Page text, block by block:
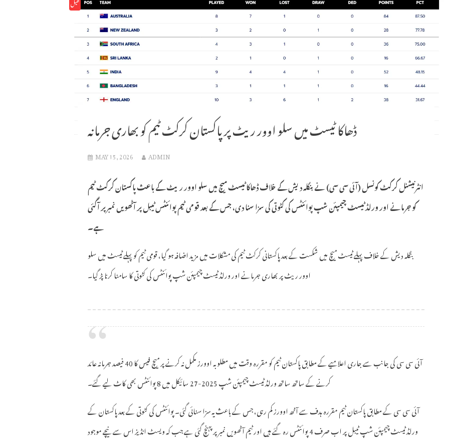
ڈھاکا ٹیسٹ میں سلو اوور ریٹ پر پاکستان کرکٹ ٹیم کو بھاری جرمانہ
MAY 15, 2026 ADMIN
انٹرنیشنل کرکٹ کونسل (آئی سی سی) نے بنگلہ دیش کے خلاف ڈھاکا ٹیسٹ میچ میں سلو اوور ریٹ کے باعث پاکستان کرکٹ ٹیم
کو جرمانے اور ورلڈ ٹیسٹ چیمپئن شپ پوائنٹس کی کٹوتی کی سزا سنا دی، جس کے بعد قومی ٹیم پوائنٹس ٹیبل پر آٹھویں نمبر پر آگئی
ہے۔
بنگلہ دیش کے خلاف پہلے ٹیسٹ میچ میں شکست کے بعد پاکستانی کرکٹ ٹیم کی مشکلات میں مزید اضافہ ہو گیا، قومی ٹیم کو پہلے ٹیسٹ میں سلو
اوور ریٹ پر بھاری جرمانے اور ورلڈ ٹیسٹ چیمپئن شپ پوائنٹس کی کٹوتی کا سامنا کرنا پڑ گیا۔
آئی سی سی کی جانب سے جاری اعلامیے کے مطابق پاکستان ٹیم کو مقررہ وقت میں مطلوبہ اوورز مکمل نہ کرنے پر میچ فیس کا 40 فیصد جرمانہ عائد
کرنے کے ساتھ ساتھ ورلڈ ٹیسٹ چیمپئن شپ 2025-27 سائیکل میں 8 پوائنٹس بھی کاٹ لیے گئے۔
آئی سی سی کے مطابق پاکستان ٹیم مقررہ ہدف سے آٹھ اوورز کم رہی، جس کے باعث یہ سزا سنائی گئی۔ پوائنٹس کی کٹوتی کے بعد پاکستان کے
ورلڈ ٹیسٹ چیمپئن شپ ٹیبل پر اب صرف 4 پوائنٹس رہ گئے ہیں اور ٹیم آٹھویں نمبر پر پہنچ گئی ہے جب کہ ویسٹ انڈیز اس سے نیچے موجود